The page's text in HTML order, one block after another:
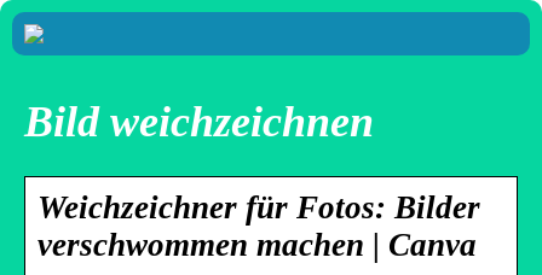
Bild weichzeichnen
Weichzeichner für Fotos: Bilder
verschwommen machen | Canva